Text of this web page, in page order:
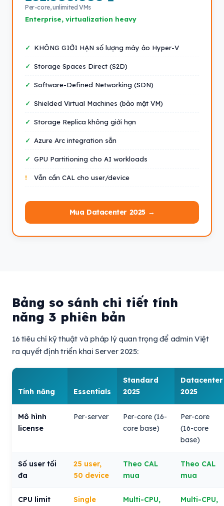
Per-core, unlimited VMs
Enterprise, virtualization heavy
KHÔNG GIỚI HẠN số lượng máy ảo Hyper-V
Storage Spaces Direct (S2D)
Software-Defined Networking (SDN)
Shielded Virtual Machines (bảo mật VM)
Storage Replica không giới hạn
Azure Arc integration sẵn
GPU Partitioning cho AI workloads
Vẫn cần CAL cho user/device
Mua Datacenter 2025 →
Bảng so sánh chi tiết tính
năng 3 phiên bản
16 tiêu chí kỹ thuật và pháp lý quan trọng để admin Việt
ra quyết định triển khai Server 2025:
Tính năng Essentials
Standard
2025
Datacenter
2025
Mô hình
license
Per-server
Per-core (16-
core base)
Per-core
(16-core
base)
Số user tối
đa
25 user,
50 device
Theo CAL
mua
Theo CAL
mua
CPU limit
Single
Multi-CPU,
Multi-CPU,